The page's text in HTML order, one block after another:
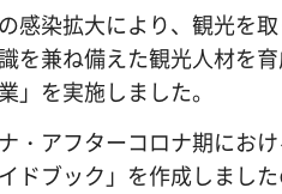
感染拡大により、観光を
を兼ね備えた観光人材を
」を実施しました。
・アフターコロナ期にお
ドブック」を作成しました